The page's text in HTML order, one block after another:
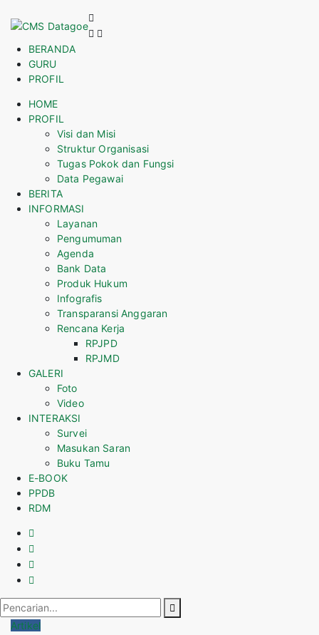
BERANDA
GURU
PROFIL
HOME
PROFIL
Visi dan Misi
Struktur Organisasi
Tugas Pokok dan Fungsi
Data Pegawai
BERITA
INFORMASI
Layanan
Pengumuman
Agenda
Bank Data
Produk Hukum
Infografis
Transparansi Anggaran
Rencana Kerja
RPJPD
RPJMD
GALERI
Foto
Video
INTERAKSI
Survei
Masukan Saran
Buku Tamu
E-BOOK
PPDB
RDM
Artikel